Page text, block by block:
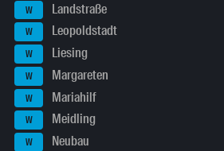
W Landstraße
W Leopoldstadt
W Liesing
W Margareten
W Mariahilf
W Meidling
W Neubau